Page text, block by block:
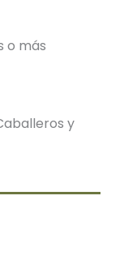
o más
y